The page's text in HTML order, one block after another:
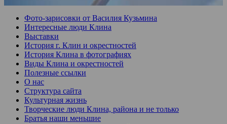
Фото-зарисовки от Василия Кузьмина
Интересные люди Клина
Выставки
История г. Клин и окрестностей
История Клина в фотографиях
Виды Клина и окрестностей
Полезные ссылки
О нас
Структура сайта
Культурная жизнь
Творческие люди Клина, района и не только
Братья наши меньшие